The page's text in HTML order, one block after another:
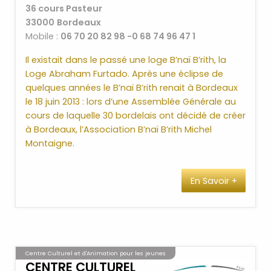
36 cours Pasteur
33000 Bordeaux
Mobile : 06 70 20 82 98 -0 68 74 96 47 1
Il existait dans le passé une loge B’naï B’rith, la
Loge Abraham Furtado. Après une éclipse de
quelques années le B’naï B’rith renait à Bordeaux
le 18 juin 2013 : lors d’une Assemblée Générale au
cours de laquelle 30 bordelais ont décidé de créer
à Bordeaux, l’Association B’naï B’rith Michel
Montaigne.
Au-delà d’être une Institution porteuse de valeurs
essentielles de BIENFAISANCE ET D’AMOUR
FRATERNEL, le B’naï B’rith recherche une HARMONIE
Organisation juive humanitaire la plus ancienne
présente aujourd’hui dans plus d’une
En Savoir +
Centre Culturel et d'Animation pour les jeunes
CENTRE CULTUREL